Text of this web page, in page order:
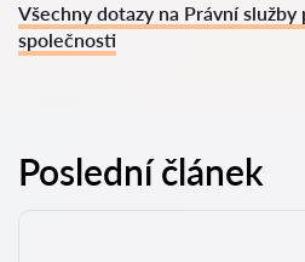
Všechny dotazy na Právní
společnosti
Poslední článek